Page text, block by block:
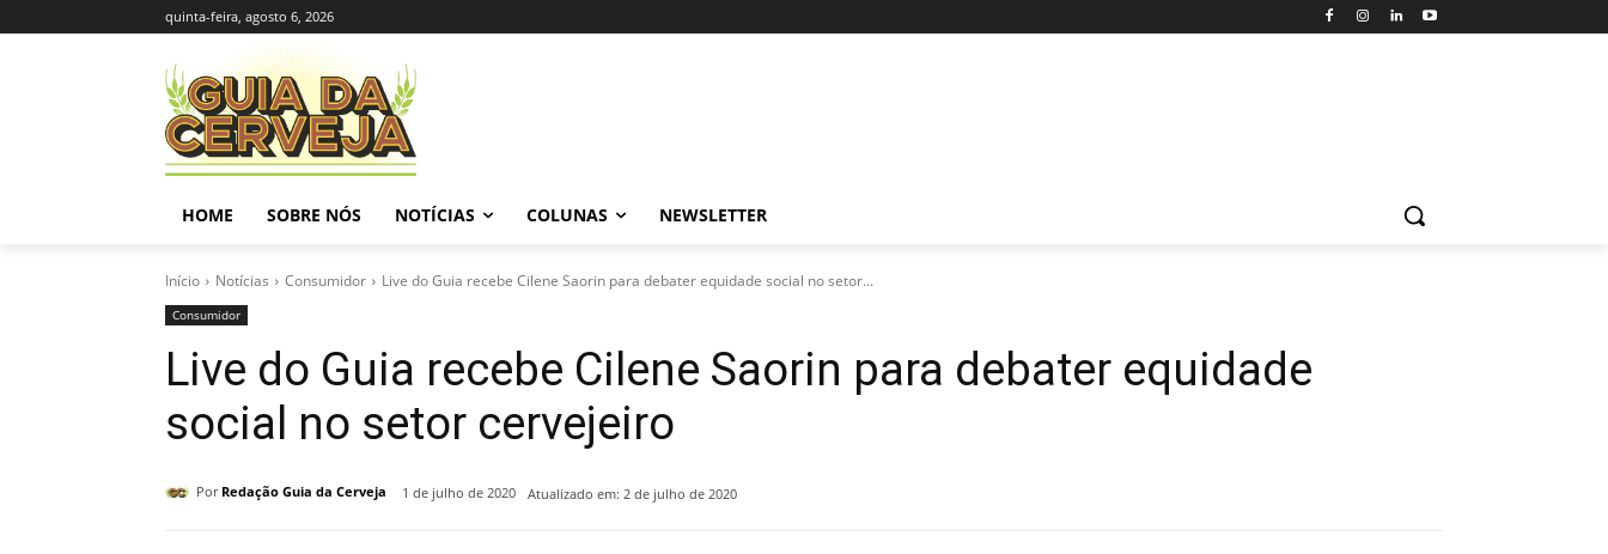
quinta-feira, agosto 6, 2026
HOME SOBRE NÓS NOTÍCIAS COLUNAS NEWSLETTER
Início Notícias Consumidor Live do Guia recebe Cilene Saorin para debater equidade social no setor...
Consumidor
Live do Guia recebe Cilene Saorin para debater equidade
social no setor cervejeiro
Por Redação Guia da Cerveja 1 de julho de 2020 Atualizado em: 2 de julho de 2020